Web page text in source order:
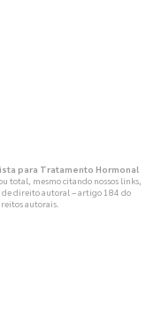
para Tratamento Hormonal
total, mesmo citando nossos links,
de direito autoral – artigo 184 do
autorais